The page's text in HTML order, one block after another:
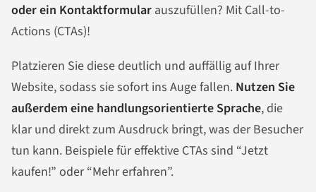
oder ein Kontaktformular auszufüllen? Mit Call-to-
Actions (CTAs)!
Platzieren Sie diese deutlich und auffällig auf Ihrer
Website, sodass sie sofort ins Auge fallen. Nutzen Sie
außerdem eine handlungsorientierte Sprache, die
klar und direkt zum Ausdruck bringt, was der Besucher
tun kann. Beispiele für effektive CTAs sind “Jetzt
kaufen!” oder “Mehr erfahren”.